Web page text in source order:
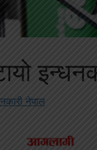
नेपाल